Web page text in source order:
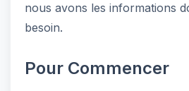
nous avons les informations
besoin.
Pour Commencer